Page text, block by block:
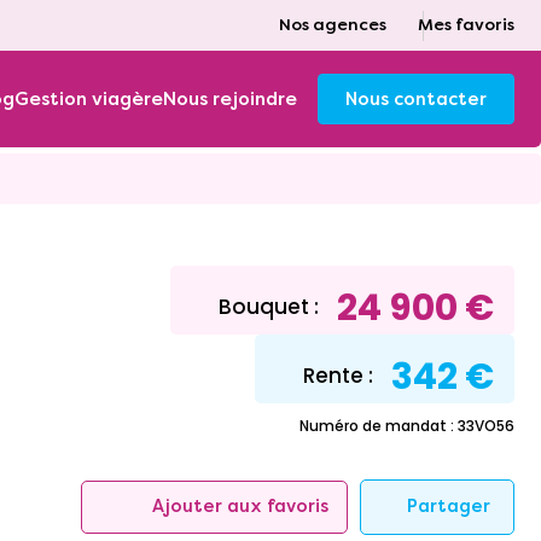
Nos agences Mes favoris
Gestion viagèreNous rejoindre Nous contacter
Bouquet : 24 900 €
Rente : 342 €
Numéro de mandat : 33VO56
Ajouter aux favoris Partager